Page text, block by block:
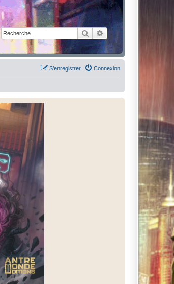
RechercherRecherche avancée
Connexion
S’enregistrer